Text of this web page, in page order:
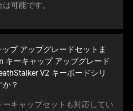
可能です。
プ アップグレードセットま
キーキャップ アップグレード
V2 キーボードシリ
か ？
キャップセットも対応してい